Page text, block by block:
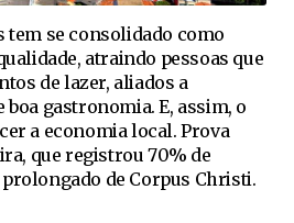
tem se consolidado como
atraindo pessoas que
de lazer, aliados a
gastronomia. E, assim, o
a economia local. Prova
que registrou 70% de
de Corpus Christi.